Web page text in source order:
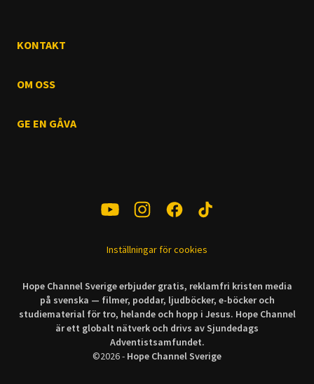
KONTAKT
OM OSS
GE EN GÅVA
Inställningar för cookies
Hope Channel Sverige erbjuder gratis, reklamfri kristen media
på svenska — filmer, poddar, ljudböcker, e-böcker och
studiematerial för tro, helande och hopp i Jesus. Hope Channel
är ett globalt nätverk och drivs av Sjundedags
Adventistsamfundet.
©2026- Hope Channel Sverige